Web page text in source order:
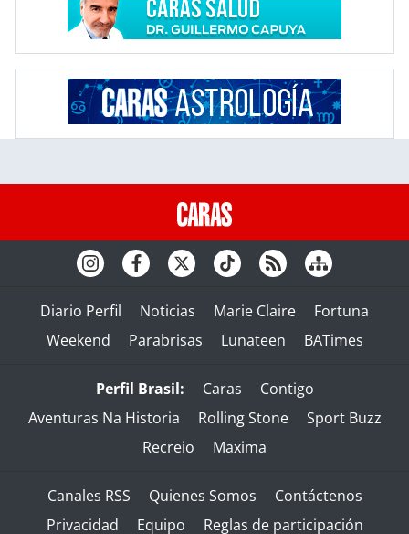
Diario Perfil Noticias Marie Claire
Fortuna
Weekend
Parabrisas Lunateen BATimes
Perfil Brasil: Caras
Contigo
Aventuras Na Historia
Rolling Stone
Sport Buzz
Recreio
Maxima
Canales RSS Quienes Somos
Contáctenos
Privacidad
Equipo Reglas de participación